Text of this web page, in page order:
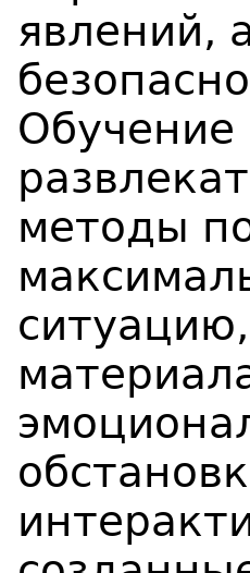
явлений,
Обучение
методы